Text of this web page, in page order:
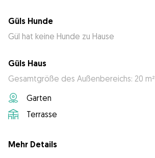
Güls Hunde
Gül hat keine Hunde zu Hause
Güls Haus
Gesamtgröße des Außenbereichs: 20 m²
Garten
Terrasse
Mehr Details